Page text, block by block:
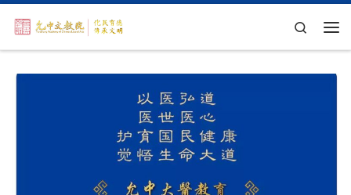
Skip to content
Search